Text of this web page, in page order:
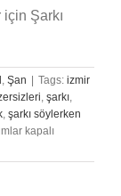
Şarkı
, Şan Tags: izmir
, şarkı,
, şarkı söylerken
kapalı